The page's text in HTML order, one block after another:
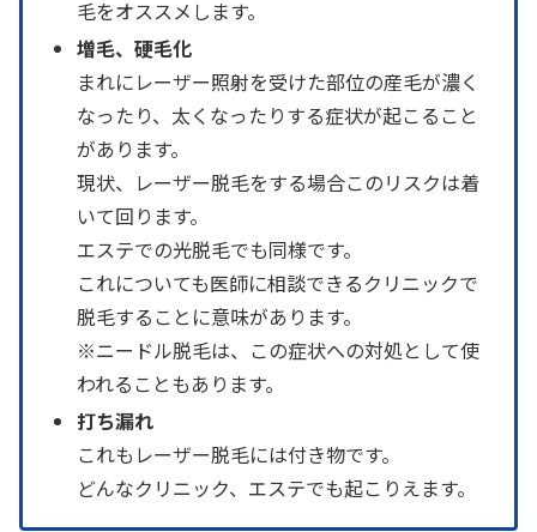
毛をオススメします。
増毛、硬毛化
まれにレーザー照射を受けた部位の産毛が濃く
なったり、太くなったりする症状が起こること
があります。
現状、レーザー脱毛をする場合このリスクは着
いて回ります。
エステでの光脱毛でも同様です。
これについても医師に相談できるクリニックで
脱毛することに意味があります。
※ニードル脱毛は、この症状への対処として使
われることもあります。
打ち漏れ
これもレーザー脱毛には付き物です。
どんなクリニック、エステでも起こりえます。